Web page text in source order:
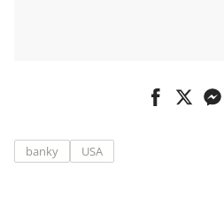
banky USA